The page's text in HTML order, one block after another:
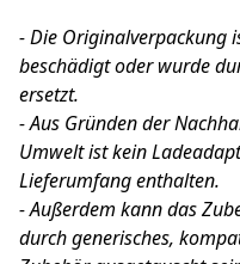
- Die Originalverpackung
beschädigt oder wurde
ersetzt.
- Aus Gründen der
Umwelt ist kein
Lieferumfang enthalten.
- Außerdem kann das
durch generisches,